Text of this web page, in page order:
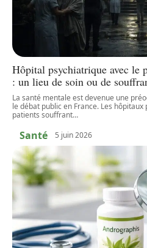
Hôpital psychiatrique avec le
: un lieu de soin ou de
La santé mentale est devenue une
le débat public en France. Les
patients souffrant…
Santé 5 juin 2026